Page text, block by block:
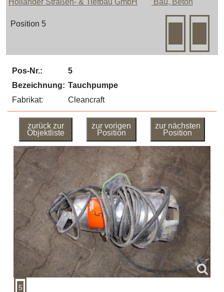
Position 5
Pos-Nr.:
5
Bezeichnung: Tauchpumpe
Fabrikat:
Cleancraft
zurück zur
Objektliste
zur vorigen
Position
zur nächsten
Position
5